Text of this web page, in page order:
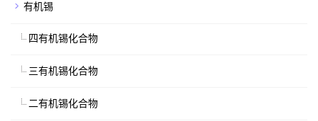
有机锡
四有机锡化合物
三有机锡化合物
二有机锡化合物